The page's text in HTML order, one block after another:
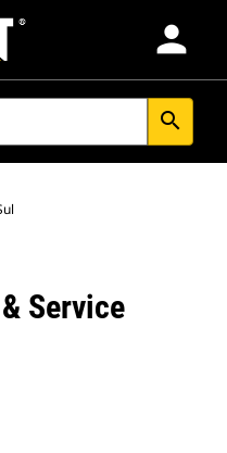
person
search
Service